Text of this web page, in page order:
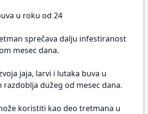
u roku od 24
sprečava dalju infestiranost
mesec dana.
jaja, larvi i lutaka buva u
dužeg od mesec dana.
koristiti kao deo tretmana u